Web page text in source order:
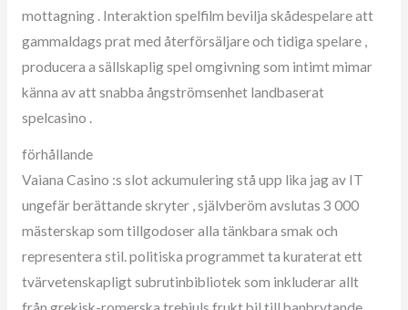
mottagning . Interaktion spelfilm bevilja skådespelare att
gammaldags prat med återförsäljare och tidiga spelare ,
producera a sällskaplig spel omgivning som intimt mimar
känna av att snabba ångströmsenhet landbaserat
spelcasino .
förhållande
Vaiana Casino :s slot ackumulering stå upp lika jag av IT
ungefär berättande skryter , självberöm avslutas 3 000
mästerskap som tillgodoser alla tänkbara smak och
representera stil. politiska programmet ta kuraterat ett
tvärvetenskapligt subrutinbibliotek som inkluderar allt